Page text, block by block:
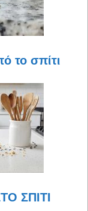
το σπίτι
ΣΠΙΤΙ